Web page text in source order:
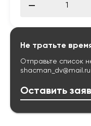
Не тратьте
Отправьте список
shacman_dv@mail.ru
Оставить